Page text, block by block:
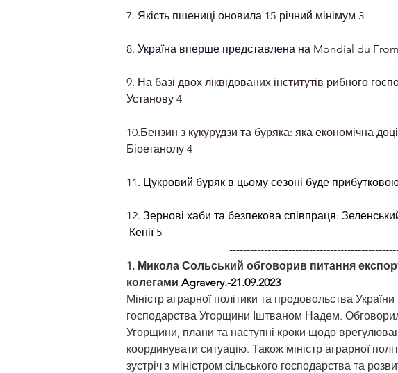
7. Якість пшениці оновила 15-річний мінімум 3
8. Україна вперше представлена на Mondial du
9. На базі двох ліквідованих інститутів рибного
Установу 4
10.Бензин з кукурудзи та буряка: яка економічна
Біоетанолу 4
11. Цукровий буряк в цьому сезоні буде
12. Зернові хаби та безпекова співпраця:
Кенії 5
1. Микола Сольський обговорив питання
колегами Agravery.-21.09.2023
Міністр аграрної політики та продовольства України
господарства Угорщини Іштваном Надем.
Угорщини, плани та наступні кроки щодо
координувати ситуацію. Також міністр аграрної
зустріч з міністром сільського господарства та